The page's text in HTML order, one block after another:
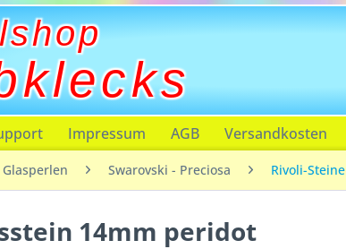
Impressum AGB Versandkosten
Glasperlen Swarovski - Preciosa Rivoli-Steine
14mm peridot